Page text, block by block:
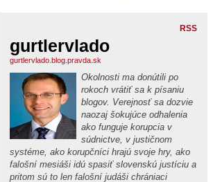
RSS
gurtlervlado
gurtlervlado.blog.pravda.sk
Okolnosti ma donútili po
rokoch vrátiť sa k písaniu
blogov. Verejnosť sa dozvie
naozaj šokujúce odhalenia
ako funguje korupcia v
súdnictve, v justičnom
systéme, ako korupčníci hrajú svoje hry, ako
falošní mesiáši idú spasiť slovenskú justíciu a
pritom sú to len falošní judáši chrániaci